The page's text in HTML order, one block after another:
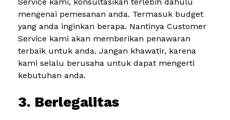
Service kami, konsultasikan terlebih dahulu
mengenai pemesanan anda. Termasuk budget
yang anda inginkan berapa. Nantinya Customer
Service kami akan memberikan penawaran
terbaik untuk anda. Jangan khawatir, karena
kami selalu berusaha untuk dapat mengerti
kebutuhan anda.
3. Berlegalitas